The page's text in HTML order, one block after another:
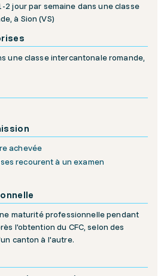
2 jour par semaine dans une classe
à Sion (VS)
une classe intercantonale romande,
achevée
recourent à un examen
maturité professionnelle pendant
l'obtention du CFC, selon des
canton à l'autre.